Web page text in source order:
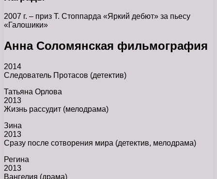
2007 г. – приз Т. Стоппарда «Яркий дебют» за пьесу
«Галошики»
Анна Соломянская фильмография
2014
Следователь Протасов (детектив)
Татьяна Орлова
2013
Жизнь рассудит (мелодрама)
Зина
2013
Сразу после сотворения мира (детектив, мелодрама)
Регина
2013
Вангелия (драма)